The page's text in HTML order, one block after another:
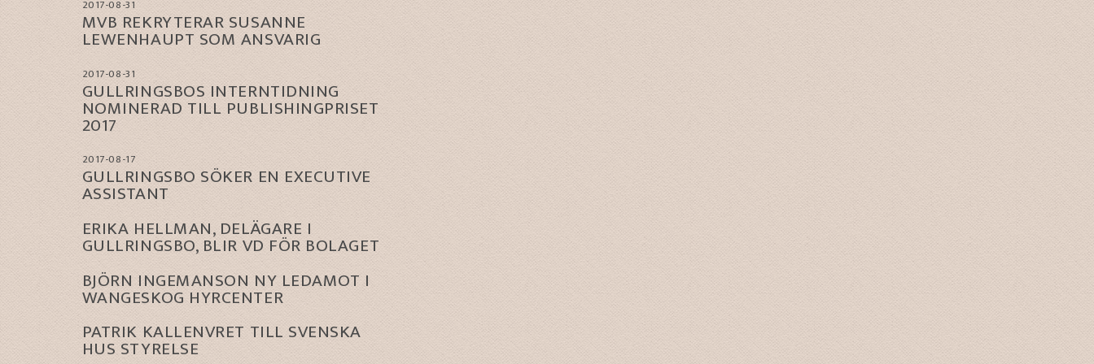
2017-08-31
MVB REKRYTERAR SUSANNE
LEWENHAUPT SOM ANSVARIG
2017-08-31
GULLRINGSBOS INTERNTIDNING
NOMINERAD TILL PUBLISHINGPRISET
2017
2017-08-17
GULLRINGSBO SÖKER EN EXECUTIVE
ASSISTANT
ERIKA HELLMAN, DELÄGARE I
GULLRINGSBO, BLIR VD FÖR BOLAGET
BJÖRN INGEMANSON NY LEDAMOT I
WANGESKOG HYRCENTER
PATRIK KALLENVRET TILL SVENSKA
HUS STYRELSE